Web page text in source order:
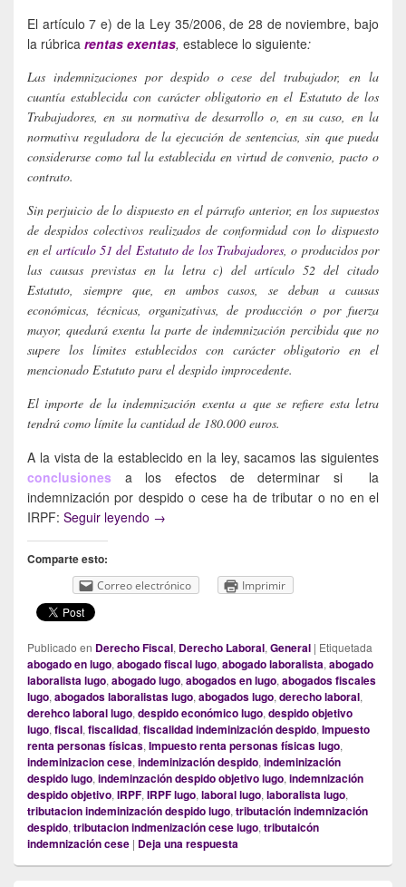
El artículo 7 e) de la Ley 35/2006, de 28 de noviembre, bajo
la rúbrica rentas exentas, establece lo siguiente:
Las indemnizaciones por despido o cese del trabajador, en la
cuantía establecida con carácter obligatorio en el Estatuto de los
Trabajadores, en su normativa de desarrollo o, en su caso, en la
normativa reguladora de la ejecución de sentencias, sin que pueda
considerarse como tal la establecida en virtud de convenio, pacto o
contrato.
Sin perjuicio de lo dispuesto en el párrafo anterior, en los supuestos
de despidos colectivos realizados de conformidad con lo dispuesto
en el artículo 51 del Estatuto de los Trabajadores, o producidos por
las causas previstas en la letra c) del artículo 52 del citado
Estatuto, siempre que, en ambos casos, se deban a causas
económicas, técnicas, organizativas, de producción o por fuerza
mayor, quedará exenta la parte de indemnización percibida que no
supere los límites establecidos con carácter obligatorio en el
mencionado Estatuto para el despido improcedente.
El importe de la indemnización exenta a que se refiere esta letra
tendrá como límite la cantidad de 180.000 euros.
A la vista de la establecido en la ley, sacamos las siguientes
conclusiones a los efectos de determinar si la
indemnización por despido o cese ha de tributar o no en el
IRPF: Seguir leyendo ¿Cuándo (no) tributan las indemnizaciones
→
Comparte esto:
Correo electrónico Imprimir
Publicado en Derecho Fiscal, Derecho Laboral, General | Etiquetada
abogado en lugo, abogado fiscal lugo, abogado laboralista, abogado
laboralista lugo, abogado lugo, abogados en lugo, abogados fiscales
lugo, abogados laboralistas lugo, abogados lugo, derecho laboral,
derehco laboral lugo, despido económico lugo, despido objetivo
lugo, fiscal, fiscalidad, fiscalidad indeminización despido, Impuesto
renta personas físicas, Impuesto renta personas físicas lugo,
indeminizacion cese, indeminización despido, indeminización
despido lugo, indeminzación despido objetivo lugo, indemnización
despido objetivo, IRPF, IRPF lugo, laboral lugo, laboralista lugo,
tributacion indeminización despido lugo, tributación indemnización
despido, tributacion indmenización cese lugo, tributaicón
indemnización cese | Deja una respuesta